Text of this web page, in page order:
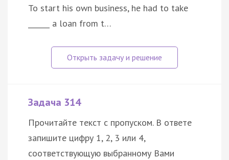
To start his own business, he had to take
______ a loan from t…
Задача 314
Прочитайте текст с пропуском. В ответе
запишите цифру 1, 2, 3 или 4,
соответствующую выбранному Вами